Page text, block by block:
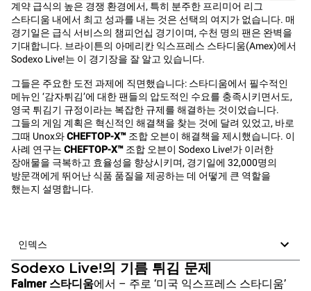
계약 급식의 높은 경쟁 환경에서, 특히 분주한 프리미어 리그
스타디움 내에서 최고 성과를 내는 것은 선택의 여지가 없습니다. 매
경기일은 급식 서비스의 챔피언십 경기이며, 수천 명의 팬은 완벽을
기대합니다. 브라이튼의 아메리칸 익스프레스 스타디움(Amex)에서
Sodexo Live!는 이 경기장을 잘 알고 있습니다.
그들은 주요한 도전 과제에 직면했습니다: 스타디움에서 필수적인
메뉴인 ‘감자튀김’에 대한 팬들의 압도적인 수요를 충족시키면서도,
영국 튀김기 규정이라는 복잡한 규제를 해결하는 것이었습니다.
그들의 게임 계획은 혁신적인 해결책을 찾는 것에 달려 있었고, 바로
그때 Unox와CHEFTOP-X™ 조합 오븐이 해결책을 제시했습니다. 이
사례 연구는 CHEFTOP-X™ 조합 오븐이 Sodexo Live!가 이러한
장애물을 극복하고 효율성을 향상시키며, 경기일에 32,000명의
방문객에게 뛰어난 식품 품질을 제공하는 데 어떻게 큰 역할을
했는지 설명합니다.
인덱스
Sodexo Live!의 기름 튀김 문제
Falmer 스타디움에서 – 주로 ‘미국 익스프레스 스타디움’